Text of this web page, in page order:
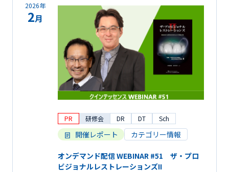
2026年
2月
PR 研修会 DR DT Sch
開催レポート カテゴリー情報
オンデマンド配信 WEBINAR #51 ザ・プロ
ビジョナルレストレーションズII